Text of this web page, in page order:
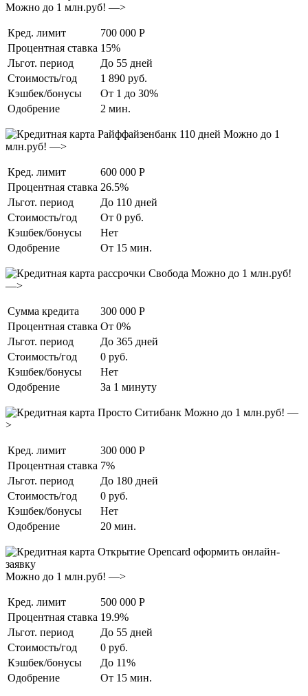
Можно до 1 млн.руб! —>
Кред. лимит
700 000 Р
Процентная ставка 15%
Льгот. период
До 55 дней
Стоимость/год
1 890 руб.
Кэшбек/бонусы
От 1 до 30%
Одобрение
2 мин.
Можно до 1
млн.руб! —>
Кред. лимит
600 000 Р
Процентная ставка 26.5%
Льгот. период
До 110 дней
Стоимость/год
От 0 руб.
Кэшбек/бонусы
Нет
Одобрение
От 15 мин.
Можно до 1 млн.руб!
—>
Сумма кредита
300 000 Р
Процентная ставка От 0%
Льгот. период
До 365 дней
Стоимость/год
0 руб.
Кэшбек/бонусы
Нет
Одобрение
За 1 минуту
Можно до 1 млн.руб! —
>
Кред. лимит
300 000 Р
Процентная ставка 7%
Льгот. период
До 180 дней
Стоимость/год
0 руб.
Кэшбек/бонусы
Нет
Одобрение
20 мин.
Можно до 1 млн.руб! —>
Кред. лимит
500 000 Р
Процентная ставка 19.9%
Льгот. период
До 55 дней
Стоимость/год
0 руб.
Кэшбек/бонусы
До 11%
Одобрение
От 15 мин.